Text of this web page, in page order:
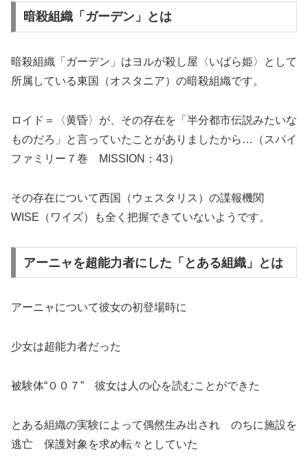
暗殺組織「ガーデン」とは
暗殺組織「ガーデン」はヨルが殺し屋〈いばら姫〉として
所属している東国（オスタニア）の暗殺組織です。
ロイド＝〈黄昏〉が、その存在を「半分都市伝説みたいな
ものだろ」と言っていたことがありましたから…（スパイ
ファミリー７巻 MISSION：43）
その存在について西国（ウェスタリス）の諜報機関
WISE（ワイズ）も全く把握できていないようです。
アーニャを超能力者にした「とある組織」とは
アーニャについて彼女の初登場時に
少女は超能力者だった
被験体“００７” 彼女は人の心を読むことができた
とある組織の実験によって偶然生み出され のちに施設を
逃亡 保護対象を求め転々としていた